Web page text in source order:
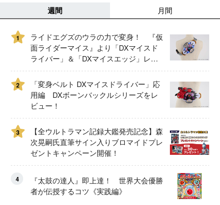
週間 月間
1
ライドエグズのウラの力で変身！ 『仮
面ライダーマイス』より「DXマイスド
ライバー」＆「DXマイスエッジ」レビ
ュー！
2
「変身ベルト DXマイスドライバー」応
用編 DXボーンバックルシリーズをレ
ビュー！
3
【全ウルトラマン記録大鑑発売記念】森
次晃嗣氏直筆サイン入りブロマイドプレ
ゼントキャンペーン開催！
4
『太鼓の達人』即上達！ 世界大会優勝
者が伝授するコツ《実践編》